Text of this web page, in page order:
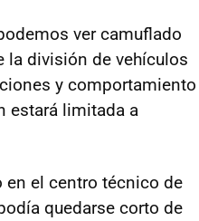
ver camuflado
la división de vehículos
y comportamiento
estará limitada a
en el centro técnico de
quedarse corto de